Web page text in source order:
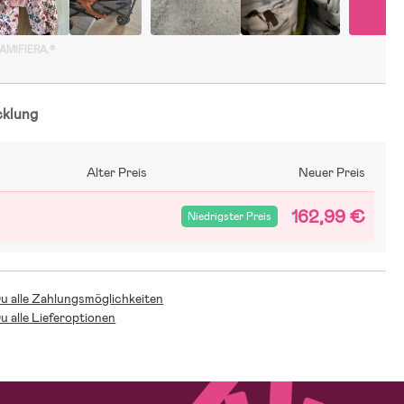
Alter Preis Neuer Preis
Niedrigster Preis 162,99 €
alle Zahlungsmöglichkeiten
alle Lieferoptionen